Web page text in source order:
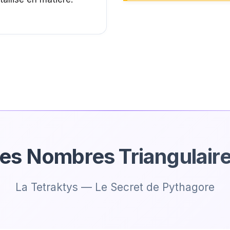
Nombres
La Tetraktys — Le Secret de Pythagore